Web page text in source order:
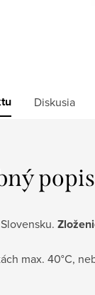
Diskusia
popis
max. 40°C,